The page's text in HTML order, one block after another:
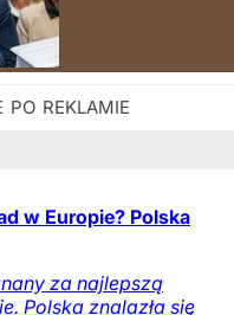
w Europie? Polska
za najlepszą
Polska znalazła się